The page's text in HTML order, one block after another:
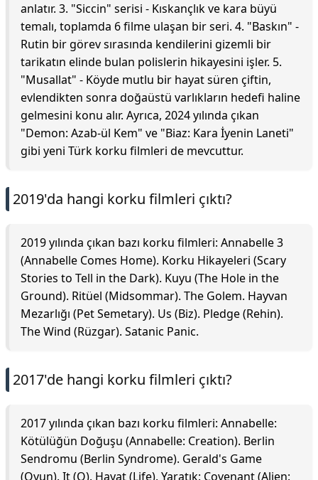
anlatır. 3. "Siccin" serisi - Kıskançlık ve kara büyü
temalı, toplamda 6 filme ulaşan bir seri. 4. "Baskın" -
Rutin bir görev sırasında kendilerini gizemli bir
tarikatın elinde bulan polislerin hikayesini işler. 5.
"Musallat" - Köyde mutlu bir hayat süren çiftin,
evlendikten sonra doğaüstü varlıkların hedefi haline
gelmesini konu alır. Ayrıca, 2024 yılında çıkan
"Demon: Azab-ül Kem" ve "Biaz: Kara İyenin Laneti"
gibi yeni Türk korku filmleri de mevcuttur.
2019'da hangi korku filmleri çıktı?
2019 yılında çıkan bazı korku filmleri: Annabelle 3
(Annabelle Comes Home). Korku Hikayeleri (Scary
Stories to Tell in the Dark). Kuyu (The Hole in the
Ground). Ritüel (Midsommar). The Golem. Hayvan
Mezarlığı (Pet Semetary). Us (Biz). Pledge (Rehin).
The Wind (Rüzgar). Satanic Panic.
2017'de hangi korku filmleri çıktı?
2017 yılında çıkan bazı korku filmleri: Annabelle:
Kötülüğün Doğuşu (Annabelle: Creation). Berlin
Sendromu (Berlin Syndrome). Gerald's Game
(Oyun). It (O). Hayat (Life). Yaratık: Covenant (Alien: